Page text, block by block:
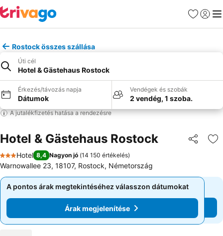
Kedvencek
Rostock összes szállása
Úti cél
Hotel & Gästehaus Rostock
Érkezés/távozás napja
Dátumok
Vendégek és szobák
2 vendég, 1 szoba.
A jutalékfizetés hatása a rendezésre
Hotel & Gästehaus Rostock
3 Kategória
Hotel 8,4 Nagyon jó (14 150 értékelés)
Warnowallee 23, 18107, Rostock, Németország
A pontos árak megtekintéséhez válasszon dátumokat
Árak megjelenítése
A pontos árak megtekintéséhez válasszon dátumokat
Árak megjelenítése